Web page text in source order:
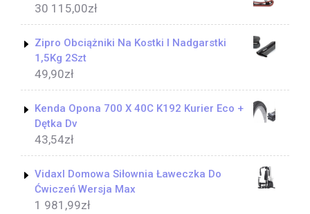
30 115,00zł
Zipro Obciążniki Na Kostki I Nadgarstki
1,5Kg 2Szt
49,90zł
Kenda Opona 700 X 40C K192 Kurier Eco +
Dętka Dv
43,54zł
Vidaxl Domowa Siłownia Ławeczka Do
Ćwiczeń Wersja Max
1 981,99zł